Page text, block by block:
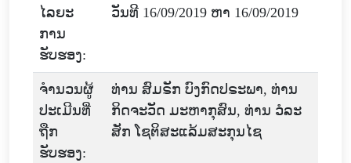
ໄລຍະ
ການ
ຮັບຮອງ:
ວັນທີ 16/09/2019 ຫາ 16/09/2019
ຈໍານວນຜູ້
ປະເມີນທີ່
ຖືກ
ຮັບຮອງ:
ທ່ານ ສົມຣັກ ບົງກົດປຣະພາ, ທ່ານ
ກິດຈະວັດ ມະຫາກຸສົນ, ທ່ານ ວໍລະ
ສັກ ໂຊຕິສະແລ້ມສະກຸນໄຊ